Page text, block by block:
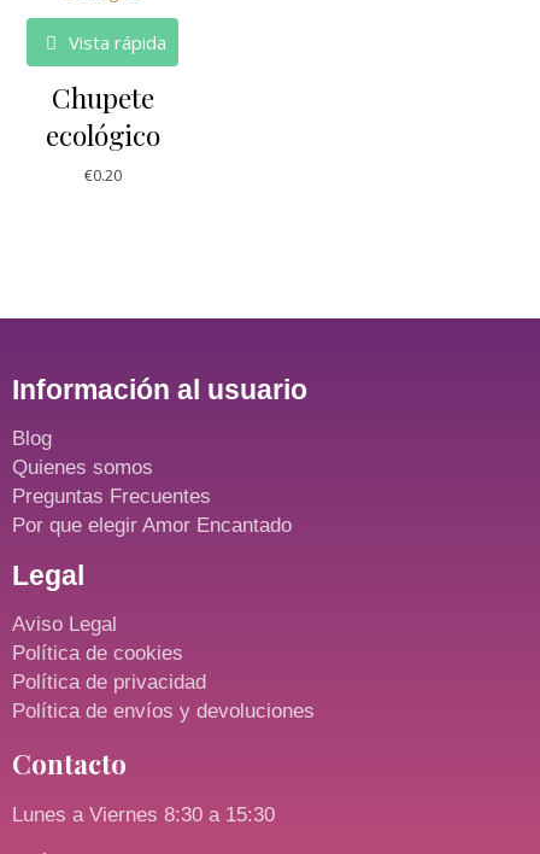
Vista rápida
Chupete
ecológico
€0.20
Información al usuario
Blog
Quienes somos
Preguntas Frecuentes
Por que elegir Amor Encantado
Legal
Aviso Legal
Política de cookies
Política de privacidad
Política de envíos y devoluciones
Contacto
Lunes a Viernes 8:30 a 15:30